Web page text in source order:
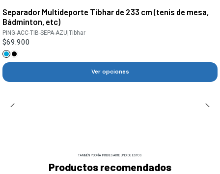
Separador Multideporte Tibhar de 233 cm (tenis de mesa,
Bádminton, etc)
PING-ACC-TIB-SEPA-AZU |Tibhar
$69.900
Ver opciones
TAMBIÉN PODRÍA INTERESARTE UNO DE ESTOS
Productos recomendados